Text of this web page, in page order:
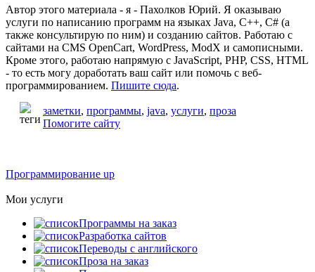
Автор этого материала - я - Пахолков Юрий. Я оказываю
услуги по написанию программ на языках Java, C++, C# (а
также консультирую по ним) и созданию сайтов. Работаю с
сайтами на CMS OpenCart, WordPress, ModX и самописными.
Кроме этого, работаю напрямую с JavaScript, PHP, CSS, HTML
- то есть могу доработать ваш сайт или помочь с веб-
программированием. Пишите сюда.
заметки, программы, java, услуги, проза
Помогите сайту
Программирование up
Мои услуги
Программы на заказ
Разработка сайтов
Переводы с английского
Проза на заказ